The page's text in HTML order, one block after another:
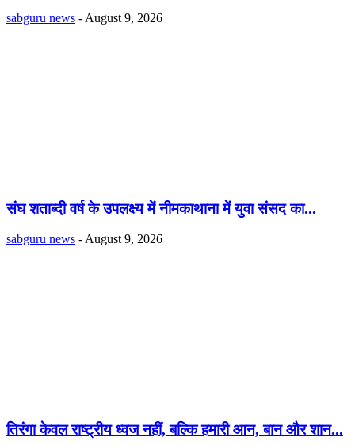
sabguru news - August 9, 2026
संघ शताब्दी वर्ष के उपलक्ष्य में नीमकाथाना में युवा संसद का...
sabguru news - August 9, 2026
तिरंगा केवल राष्ट्रीय ध्वज नहीं, बल्कि हमारी आन, बान और शान...